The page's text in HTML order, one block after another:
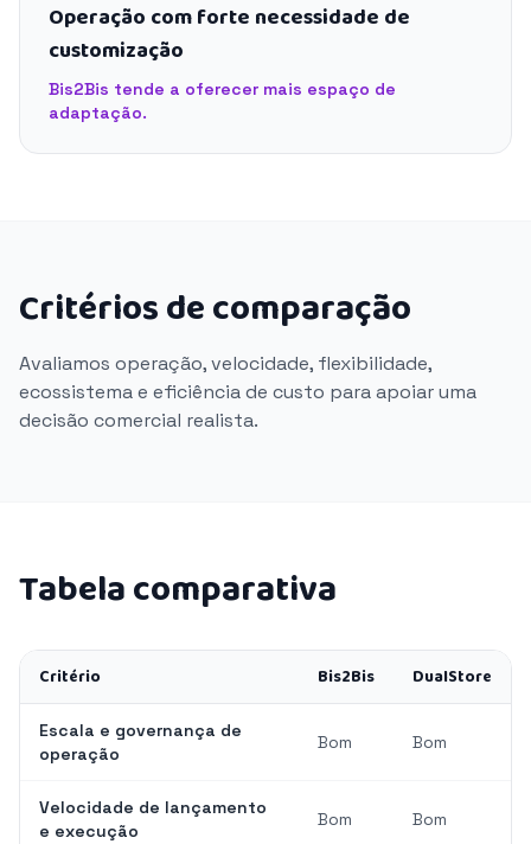
Operação com forte necessidade de
customização
Bis2Bis tende a oferecer mais espaço de
adaptação.
Critérios de comparação
Avaliamos operação, velocidade, flexibilidade,
ecossistema e eficiência de custo para apoiar uma
decisão comercial realista.
Tabela comparativa
Critério Bis2Bis DualStore
Escala e governança de
operação
Bom Bom
Velocidade de lançamento
e execução
Bom Bom